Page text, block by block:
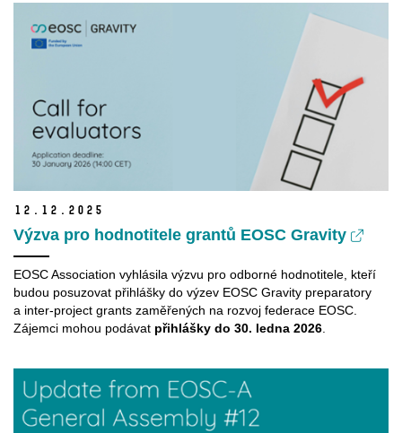
12. 12. 2025
Výzva pro hodnotitele grantů EOSC Gravity
EOSC Association vyhlásila výzvu pro odborné hodnotitele, kteří
budou posuzovat přihlášky do výzev EOSC Gravity preparatory
a inter-project grants zaměřených na rozvoj federace EOSC.
Zájemci mohou podávat přihlášky do 30. ledna 2026